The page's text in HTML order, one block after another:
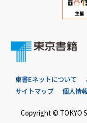
東書Eネットについて
サイトマップ
個人情
Copyright © TOKYO